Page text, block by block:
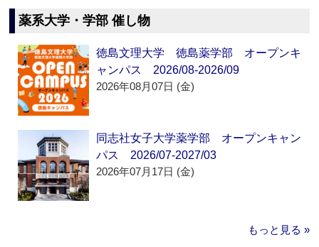
薬系大学・学部 催し物
徳島文理大学 徳島薬学部 オープンキ
ャンパス 2026/08-2026/09
2026年08月07日 (金)
同志社女子大学薬学部 オープンキャン
パス 2026/07-2027/03
2026年07月17日 (金)
もっと見る »